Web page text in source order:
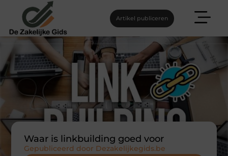
Artikel publiceren
Waar is linkbuilding goed voor
Gepubliceerd door Dezakelijkegids.be